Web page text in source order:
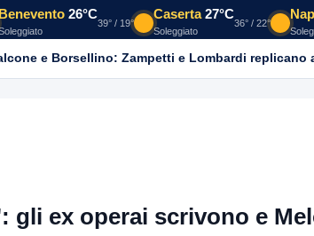
26°C
39° / 19°
Caserta 27°C
Soleggiato
36° / 22°
e Borsellino: Zampetti e Lombardi replicano
gli ex operai scrivono e